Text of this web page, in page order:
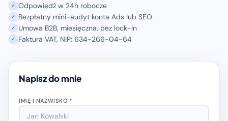
✓ Odpowiedź w 24h robocze
✓ Bezpłatny mini-audyt konta Ads lub SEO
✓ Umowa B2B, miesięczna, bez lock-in
✓ Faktura VAT, NIP: 634-266-04-64
Napisz do mnie
IMIĘ I NAZWISKO *